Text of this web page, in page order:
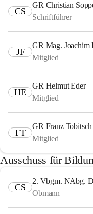
CS
GR Christian
Schriftführer
JF
GR Mag. Joachim
Mitglied
HE
GR Helmut Eder
Mitglied
FT
GR Franz Tobitsch
Mitglied
Ausschuss für
CS
2. Vbgm. NAbg.
Obmann